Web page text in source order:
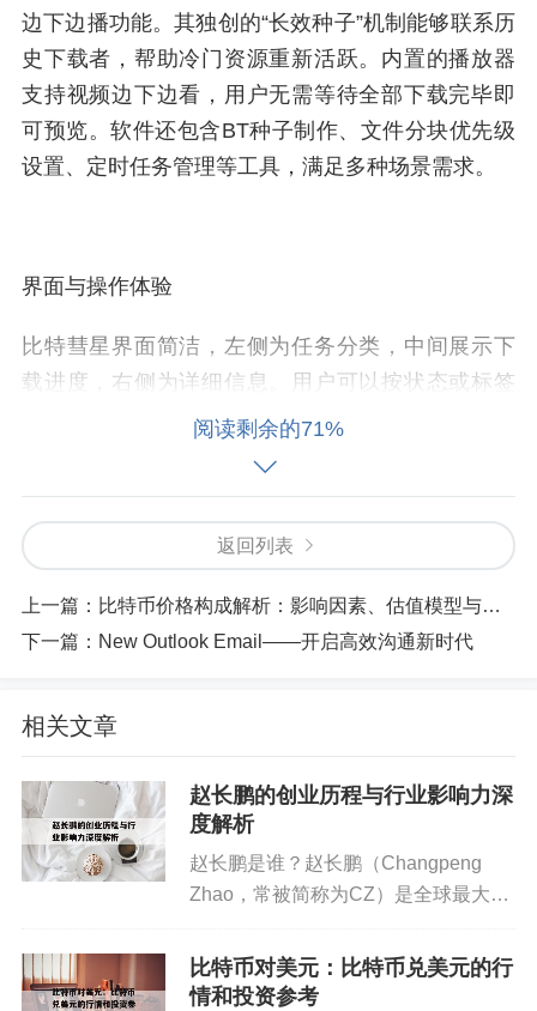
边下边播功能。其独创的“长效种子”机制能够联系历
史下载者，帮助冷门资源重新活跃。内置的播放器
支持视频边下边看，用户无需等待全部下载完毕即
可预览。软件还包含BT种子制作、文件分块优先级
设置、定时任务管理等工具，满足多种场景需求。
界面与操作体验
比特彗星界面简洁，左侧为任务分类，中间展示下
载进度，右侧为详细信息。用户可以按状态或标签
筛选任务，并自定义列显示内容，如下载速度、分
享率、连接节点等。支持拖拽种子、批量导入、文
件重命名等操作。对于新手而言，软件提供完整的
中文版界面和引导说明，降低学习成本。
下载效率与优化技巧
整设置。开启UPnP或手动端口映射可提升可连接节
点数；设置上传限速为带宽的10%-20%有助于建立
稳定连接；使用高速磁盘或SSD能提高文件写入效
率。比特彗星还提供智能任务调度、限速计划功
能，可在特定时间段自动调整速度，避免干扰其他
阅读剩余的71%
返回列表
上一篇： 比特币价格构成解析：影响因素、估值模型与投资策略
下一篇： New Outlook Email——开启高效沟通新时代
相关文章
赵长鹏的创业历程与行业影响力深
度解析
赵长鹏是谁？赵长鹏（Changpeng
Zhao，常被简称为CZ）是全球最大的
（Binance）的联合创始人兼前首席执
行官。他从程序员起步，曾在彭博社和
比特币对美元：比特币兑美元的行
情和投资参考